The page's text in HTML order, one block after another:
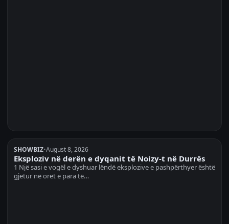
SHOWBIZ•August 8, 2026
Eksploziv në derën e dyqanit të Noizy-t në Durrës
1 Një sasi e vogël e dyshuar lëndë eksplozive e pashpërthyer është
gjetur në orët e para të…